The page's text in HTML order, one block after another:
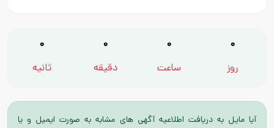
0
روز
0
ساعت
0
دقیقه
0
ثانیه
آیا مایل به دریافت اطلاعیه آگهی های مشابه به صورت ایمیل و یا